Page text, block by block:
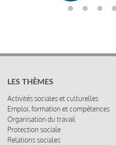
LES THÈMES
Activités sociales et culturelles
Emploi, formation et compétences
Organisation du travail
Protection sociale
Relations sociales